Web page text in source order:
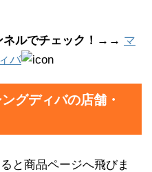
ネルでチェック！→→ マ
バ
グディバの店舗・
と商品ページへ飛びま